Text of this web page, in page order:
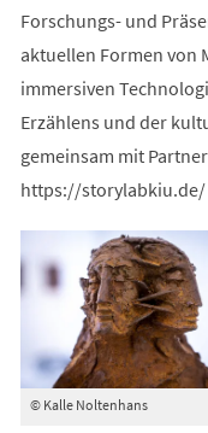
Forschungs- und
aktuellen Formen von
immersiven
Erzählens und der
gemeinsam mit
https://storylabkiu.de/
© Kalle Noltenhans